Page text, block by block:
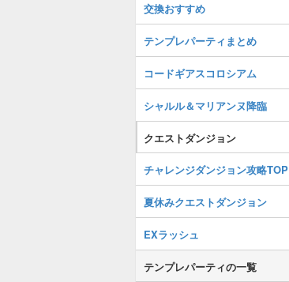
交換おすすめ
テンプレパーティまとめ
コードギアスコロシアム
シャルル＆マリアンヌ降臨
クエストダンジョン
チャレンジダンジョン攻略TOP
夏休みクエストダンジョン
EXラッシュ
テンプレパーティの一覧